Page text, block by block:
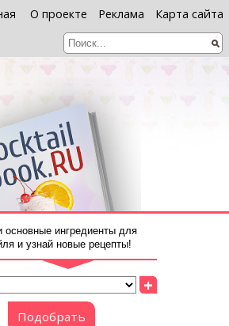
О проекте Реклама Карта сайта
основные ингредиенты для
и узнай новые рецепты!
+
Подобрать